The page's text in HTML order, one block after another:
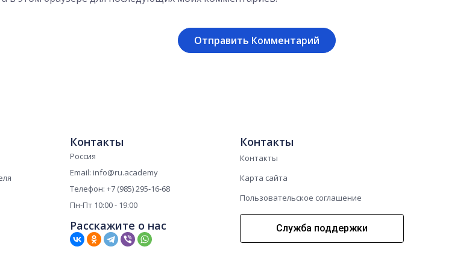
Контакты
Россия
Email: info@ru.academy
Телефон: +7 (985) 295-16-68
Пн-Пт 10:00 - 19:00
Расскажите о нас
Контакты
Контакты
Карта сайта
Пользовательское соглашение
Служба поддержки